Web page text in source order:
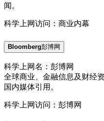
闻。
科学上网访问：商业内幕
Bloomberg彭博网
科学上网名：彭博网
全球商业、金融信息及财经
国内媒体引用。
科学上网访问：彭博网